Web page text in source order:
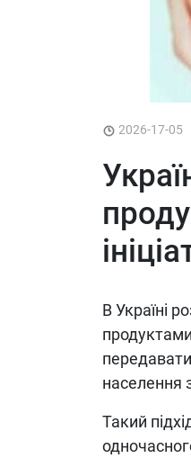
2026-17-05
В Україні
населення
Такий